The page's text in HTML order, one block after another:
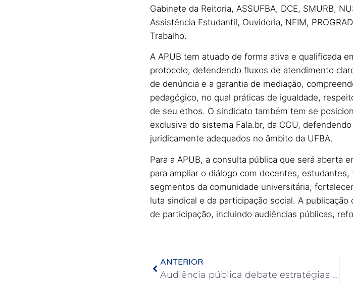
Gabinete da Reitoria, ASSUFBA, DCE, SMURB,
Assistência Estudantil, Ouvidoria, NEIM,
Trabalho.
A APUB tem atuado de forma ativa e qualificada
protocolo, defendendo fluxos de atendimento
de denúncia e a garantia de mediação,
pedagógico, no qual práticas de igualdade,
de seu ethos. O sindicato também tem se
exclusiva do sistema Fala.br, da CGU,
juridicamente adequados no âmbito da UFBA.
Para a APUB, a consulta pública que será aberta
para ampliar o diálogo com docentes,
segmentos da comunidade universitária,
luta sindical e da participação social. A
de participação, incluindo audiências públicas,
ANTERIOR
Audiência pública debate estratégias de enfrentamento da Reforma Administrativa